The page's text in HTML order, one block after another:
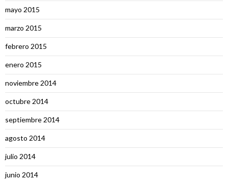
mayo 2015
marzo 2015
febrero 2015
enero 2015
noviembre 2014
octubre 2014
septiembre 2014
agosto 2014
julio 2014
junio 2014